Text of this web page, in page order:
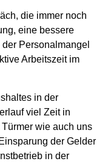
die immer noch
eine bessere
Personalmangel
Arbeitszeit im
in der
viel Zeit in
wie auch uns
der Gelder
in der